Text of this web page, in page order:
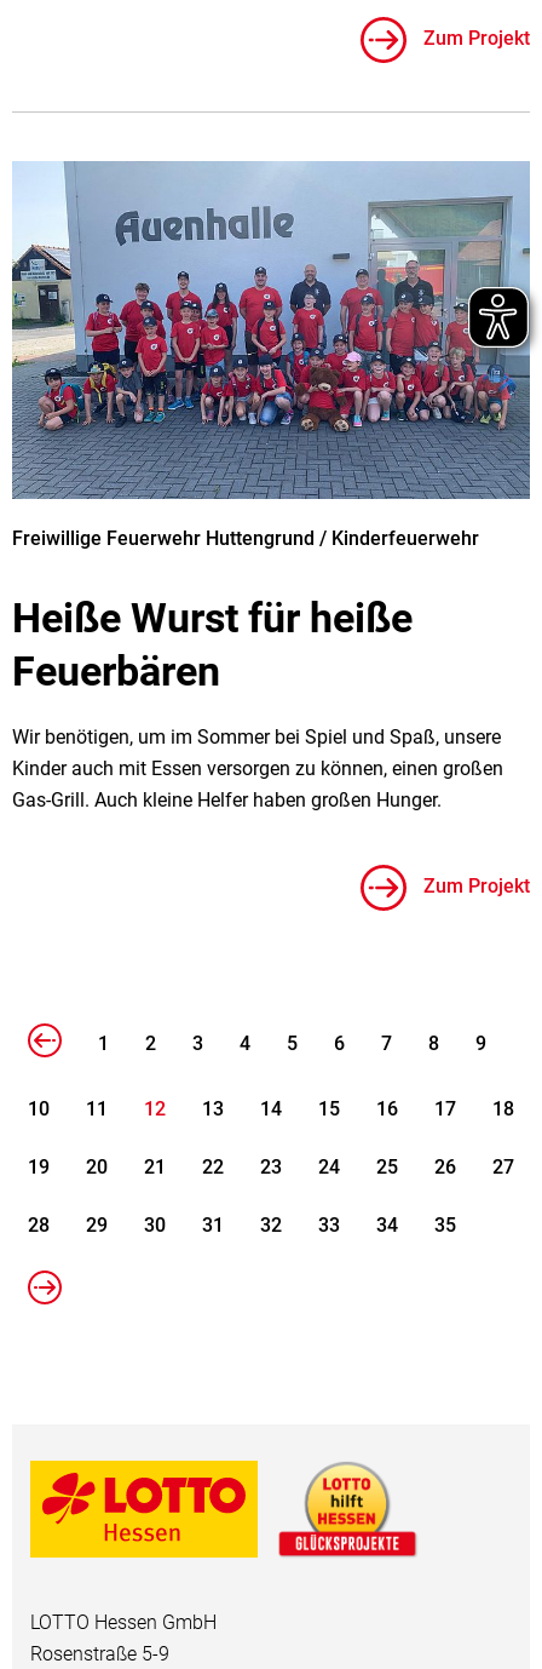
Zum Projekt
Heiße Wurst für heiße
Feuerbären
Freiwillige Feuerwehr Huttengrund / Kinderfeuerwehr
Wir benötigen, um im Sommer bei Spiel und Spaß, unsere
Kinder auch mit Essen versorgen zu können, einen großen
Gas-Grill. Auch kleine Helfer haben großen Hunger.
Zum Projekt
1 2 3 4 5 6 7 8 9
10 11 12 13 14 15 16 17 18
19 20 21 22 23 24 25 26 27
28 29 30 31 32 33 34 35
LOTTO Hessen GmbH
Rosenstraße 5-9